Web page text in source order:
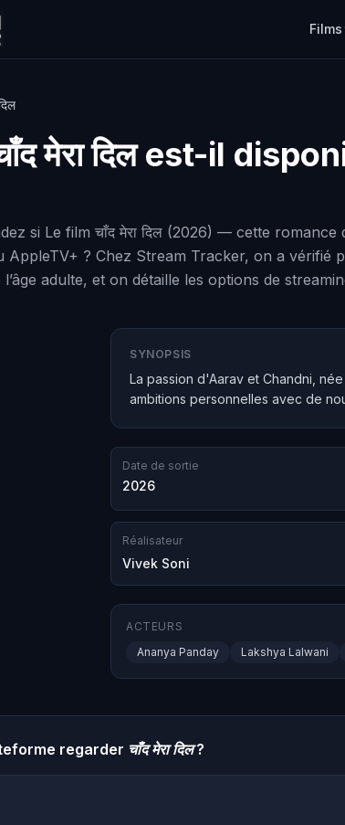
Films
मेरा दिलest-il
si Le film चाँद मेरा दिल (2026) — cette
AppleTV+ ? Chez Stream Tracker, on a
l’âge adulte, et on détaille les options de
SYNOPSIS
La passion d'Aarav et Chandni,
ambitions personnelles avec de
Date de sortie
2026
Réalisateur
Vivek Soni
ACTEURS
Ananya Panday
Lakshya Lalwani
regarder चाँद मेरा दिल?